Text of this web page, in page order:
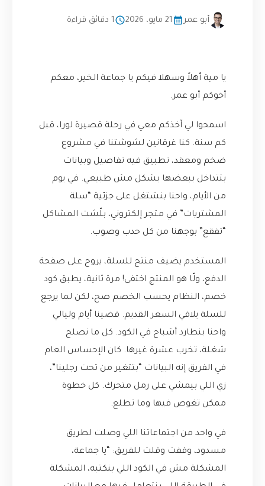
أبو عمر 21 مايو، 2026 1 دقائق قراءة
يا مية أهلاً وسهلا فيكم يا جماعة الخير، معكم
أخوكم أبو عمر.
اسمحوا لي آخذكم معي في رحلة قصيرة لورا، قبل
كم سنة. كنا غرقانين لشوشتنا في مشروع
ضخم ومعقد، تطبيق فيه تفاصيل وبيانات
بتتداخل ببعضها بشكل مش طبيعي. في يوم
من الأيام، واحنا بنشتغل على جزئية “سلة
المشتريات” في متجر إلكتروني، بلّشت المشاكل
“تفقع” بوجهنا من كل حدب وصوب.
المستخدم يضيف منتج للسلة، يروح على صفحة
الدفع، ولّا هو المنتج اختفى! مرة ثانية، يطبق كود
خصم، النظام يحسب الخصم صح، لكن لما يرجع
للسلة يلاقي السعر القديم. قضينا أيام وليالي
واحنا بنطارد أشباح في الكود. كل ما نصلح
شغلة، تخرب عشرة غيرها. كان الإحساس العام
في الفريق إنه البيانات “بتتغير من تحت رجلينا”،
زي اللي بيمشي على رمل متحرك. كل خطوة
ممكن تغوص فيها وما تطلع.
في واحد من اجتماعاتنا اللي وصلت لطريق
مسدود، وقفت وقلت للفريق: “يا جماعة،
المشكلة مش في الكود اللي بنكتبه، المشكلة